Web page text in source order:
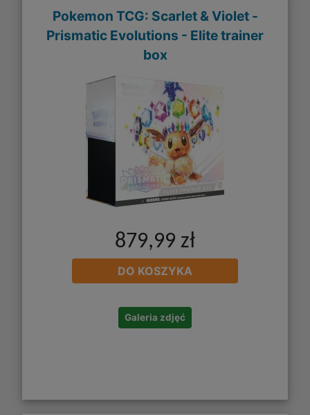
Pokemon TCG: Scarlet & Violet -
Prismatic Evolutions - Elite trainer
box
879,99 zł
DO KOSZYKA
Galeria zdjęć